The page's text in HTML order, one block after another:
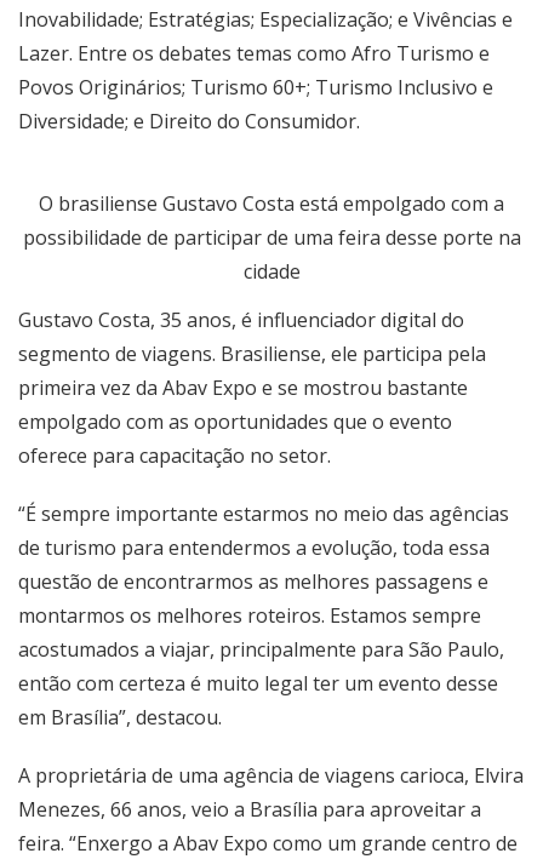
Inovabilidade; Estratégias; Especialização; e Vivências e
Lazer. Entre os debates temas como Afro Turismo e
Povos Originários; Turismo 60+; Turismo Inclusivo e
Diversidade; e Direito do Consumidor.
O brasiliense Gustavo Costa está empolgado com a
possibilidade de participar de uma feira desse porte na
cidade
Gustavo Costa, 35 anos, é influenciador digital do
segmento de viagens. Brasiliense, ele participa pela
primeira vez da Abav Expo e se mostrou bastante
empolgado com as oportunidades que o evento
oferece para capacitação no setor.
“É sempre importante estarmos no meio das agências
de turismo para entendermos a evolução, toda essa
questão de encontrarmos as melhores passagens e
montarmos os melhores roteiros. Estamos sempre
acostumados a viajar, principalmente para São Paulo,
então com certeza é muito legal ter um evento desse
em Brasília”, destacou.
A proprietária de uma agência de viagens carioca, Elvira
Menezes, 66 anos, veio a Brasília para aproveitar a
feira. “Enxergo a Abav Expo como um grande centro de